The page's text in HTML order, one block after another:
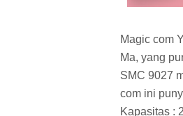
Magic com
Ma, yang
SMC 9027
com ini
Kapasitas :